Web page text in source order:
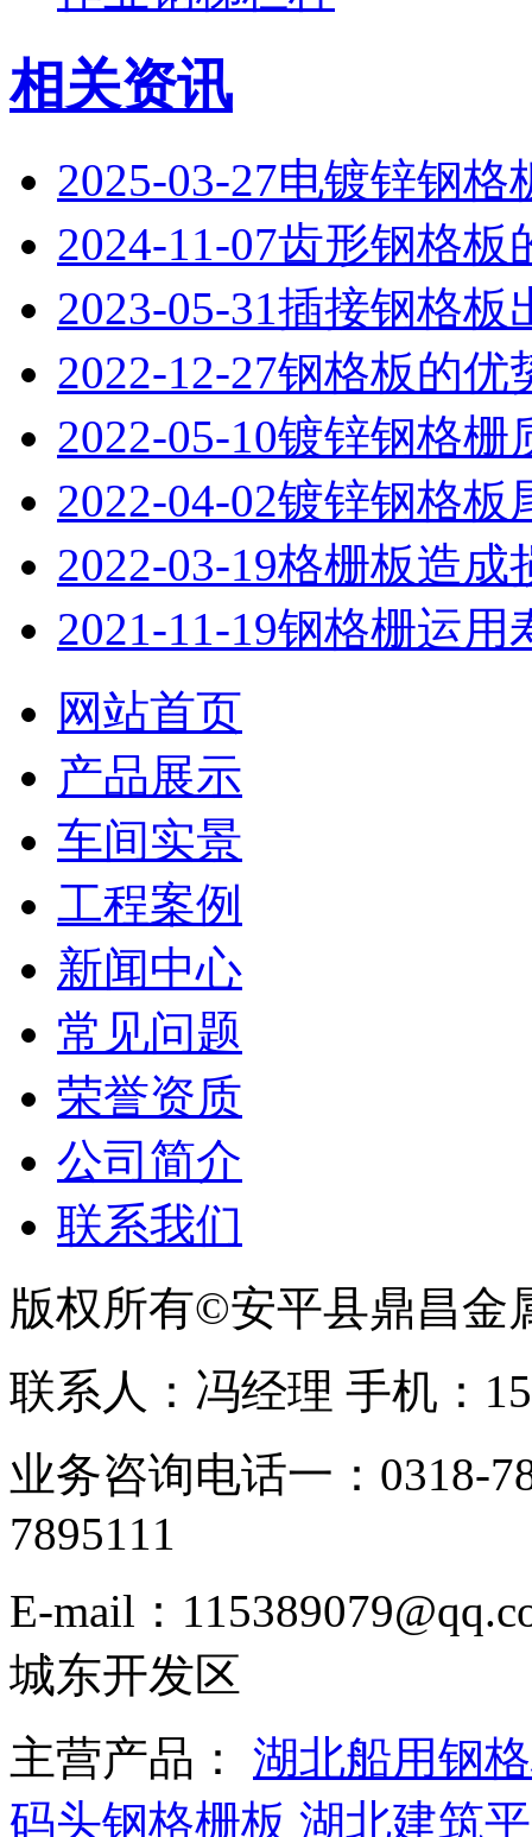
相关资讯
2025-03-27电镀锌钢格
2024-11-07齿形钢格板
2023-05-31插接钢格板
2022-12-27钢格板的优
2022-05-10镀锌钢格栅
2022-04-02镀锌钢格板
2022-03-19格栅板造成
2021-11-19钢格栅运用
网站首页
产品展示
车间实景
工程案例
新闻中心
常见问题
荣誉资质
公司简介
联系我们
版权所有©安平县鼎昌金
联系人：冯经理 手机：
业务咨询电话一：0318-
7895111
E-mail：
城东开发区
主营产品： 湖北船用钢
码头钢格栅板 湖北建筑